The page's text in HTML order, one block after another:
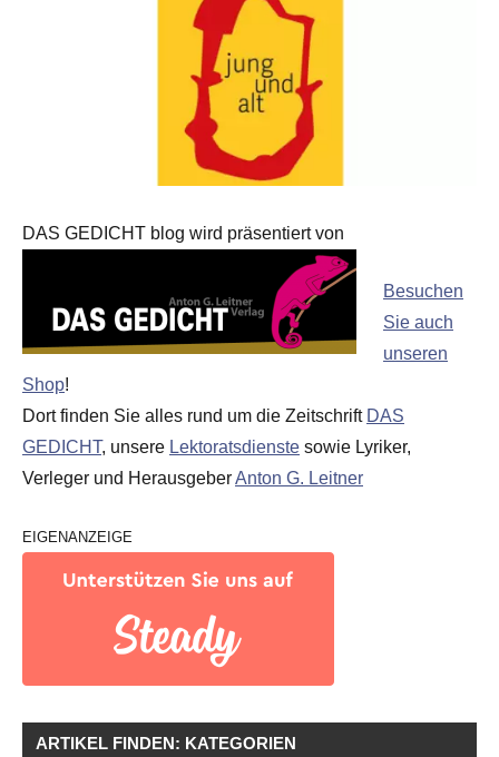
DAS GEDICHT blog wird präsentiert von
Besuchen
Sie auch
unseren
Shop!
Dort finden Sie alles rund um die Zeitschrift DAS
GEDICHT, unsere Lektoratsdienste sowie Lyriker,
Verleger und HerausgeberAnton G. Leitner
EIGENANZEIGE
ARTIKEL FINDEN: KATEGORIEN